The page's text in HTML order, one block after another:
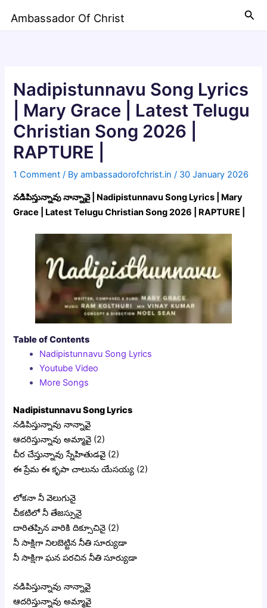
Ambassador Of Christ
Nadipistunnavu Song Lyrics
| Mary Grace | Latest Telugu
Christian Song 2026 |
RAPTURE |
1 Comment / Byambassadorofchrist.in/ 30 January 2026
నడిపిస్తున్నావు నాన్నావై | Nadipistunnavu Song Lyrics | Mary
Grace | Latest Telugu Christian Song 2026 | RAPTURE |
Table of Contents
Nadipistunnavu Song Lyrics
Youtube Video
More Songs
Nadipistunnavu Song Lyrics
నడిపిస్తున్నావు నాన్నావై
ఆదరిస్తున్నావు అమ్మావై (2)
చీర చేస్తున్నావు స్నేహితుడవై (2)
ఈ ప్రేమ ఈ కృపా చాలును యేసయ్య (2)
లోకనా నీ వెలుగునై
చీకటిలో నీ తేజస్సునై
దారితప్పిన వారికి దిక్సూచినై (2)
నీ సాక్షిగా నిలబెట్టిన నీతి సూర్యుడా
నీ సాక్షిగా ఘన పరచిన నీతి సూర్యుడా
నడిపిస్తున్నావు నాన్నావై
ఆదరిస్తున్నావు అమ్మావై